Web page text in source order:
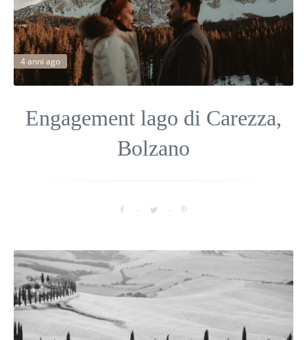
4 anni ago
Engagement lago di Carezza,
Bolzano